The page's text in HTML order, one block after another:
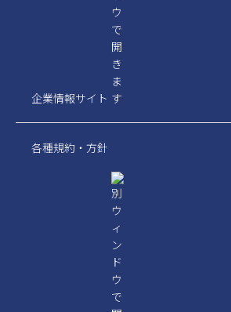
企業情報サイト
各種規約・方針